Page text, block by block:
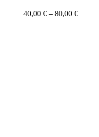
40,00 € – 80,00 €Price